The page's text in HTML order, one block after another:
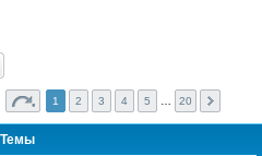
1 2 3 4 5 20
Темы